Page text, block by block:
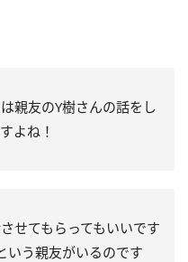
親友のY樹さんの話をし
よね！
せてもらってもいいです
う親友がいるのです